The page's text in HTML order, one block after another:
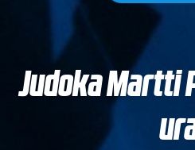
Judoka Martti